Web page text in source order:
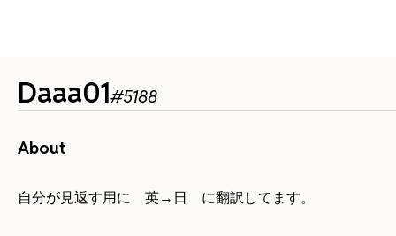
Daaa01#5188
About
自分が見返す用に 英→日 に翻訳してます。